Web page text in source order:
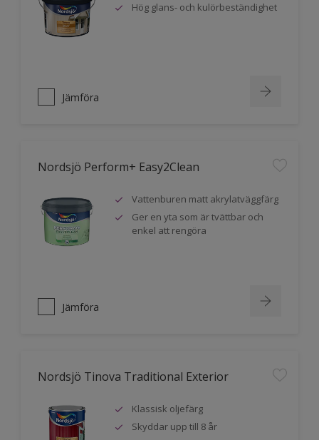
Hög glans- och kulörbeständighet
Jämföra
Nordsjö Perform+ Easy2Clean
Vattenburen matt akrylatväggfärg
Ger en yta som är tvättbar och
enkel att rengöra
Jämföra
Nordsjö Tinova Traditional Exterior
Klassisk oljefärg
Skyddar upp till 8 år